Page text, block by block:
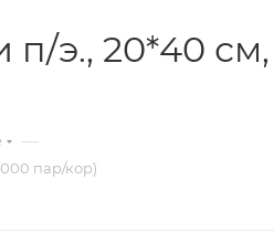
20*40 см,
—
пар/кор)